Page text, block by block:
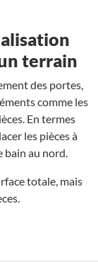
terrain
des portes,
comme les
En termes
les pièces à
bain au nord.
totale, mais